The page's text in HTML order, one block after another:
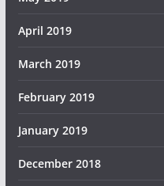
April 2019
March 2019
February 2019
January 2019
December 2018